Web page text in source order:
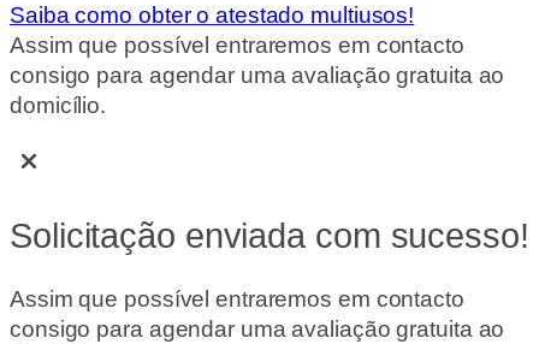
Saiba como obter o atestado multiusos!
Assim que possível entraremos em contacto
consigo para agendar uma avaliação gratuita ao
domicílio.
Solicitação enviada com sucesso!
Assim que possível entraremos em contacto
consigo para agendar uma avaliação gratuita ao